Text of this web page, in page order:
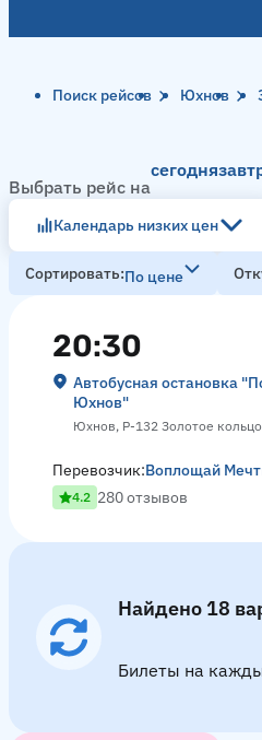
Поиск рейсов Юхнов
Выбрать рейс на
сегодня
Календарь низких цен
Сортировать По цене
20:30
Автобусная остановка
Юхнов"
Юхнов, Р-132 Золотое кольцо
Перевозчик:Воплощай
4.2 280 отзывов
Найдено 18
Билеты на